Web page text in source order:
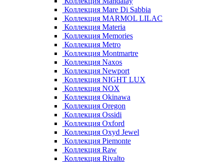
Коллекция Mare Di Sabbia
Коллекция MARMOL LILAC
Коллекция Materia
Коллекция Memories
Коллекция Metro
Коллекция Montmartre
Коллекция Naxos
Коллекция Newport
Коллекция NIGHT LUX
Коллекция NOX
Коллекция Okinawa
Коллекция Oregon
Коллекция Ossidi
Коллекция Oxford
Коллекция Oxyd Jewel
Коллекция Piemonte
Коллекция Raw
Коллекция Rivalto